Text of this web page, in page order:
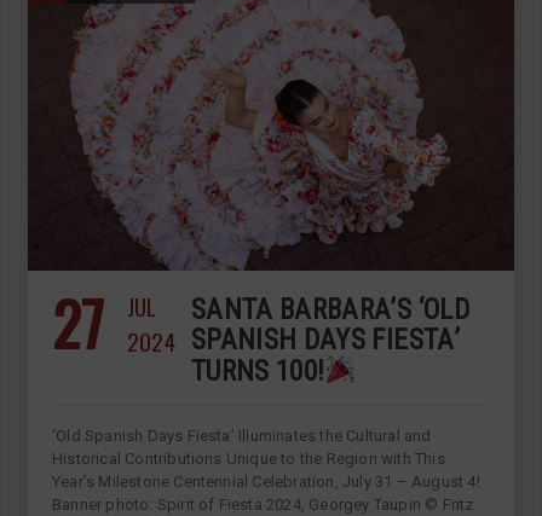
27
JUL
2024
SANTA BARBARA’S ‘OLD
SPANISH DAYS FIESTA’
TURNS 100!
‘Old Spanish Days Fiesta’ Illuminates the Cultural and
Historical Contributions Unique to the Region with This
Year’s Milestone Centennial Celebration, July 31 – August 4!
Banner photo: Spirit of Fiesta 2024, Georgey Taupin © Fritz